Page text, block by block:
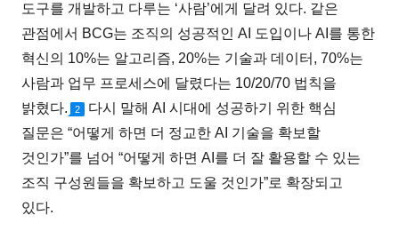
도구를 개발하고 다루는 ‘사람’에게 달려 있다. 같은
관점에서 BCG는 조직의 성공적인 AI 도입이나 AI를 통한
혁신의 10%는 알고리즘, 20%는 기술과 데이터, 70%는
사람과 업무 프로세스에 달렸다는 10/20/70 법칙을
밝혔다.
2
다시 말해 AI 시대에 성공하기 위한 핵심
질문은 “어떻게 하면 더 정교한 AI 기술을 확보할
것인가”를 넘어 “어떻게 하면 AI를 더 잘 활용할 수 있는
조직 구성원들을 확보하고 도울 것인가”로 확장되고
있다.